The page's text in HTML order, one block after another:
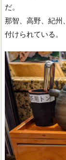
だ。
那智、高野、紀州
付けられている。